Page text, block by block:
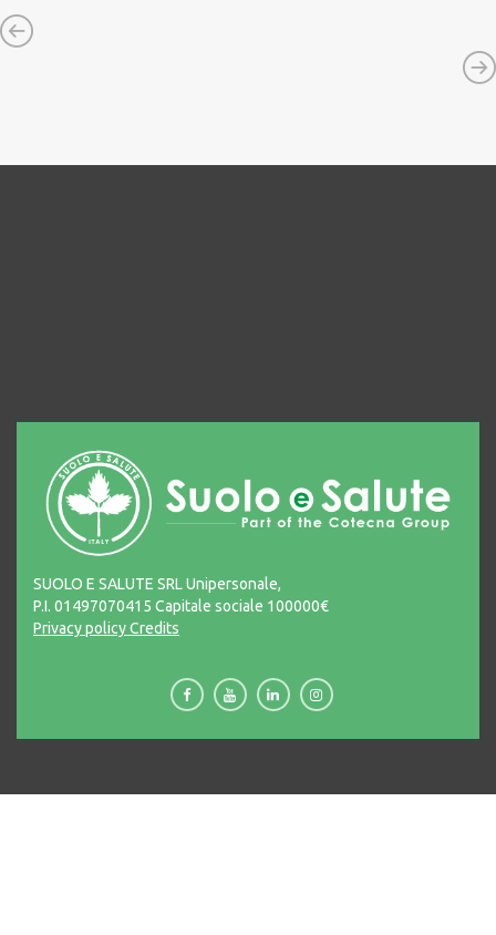
SUOLO E SALUTE SRL Unipersonale,
P.I. 01497070415 Capitale sociale 100000€
Privacy policyCredits